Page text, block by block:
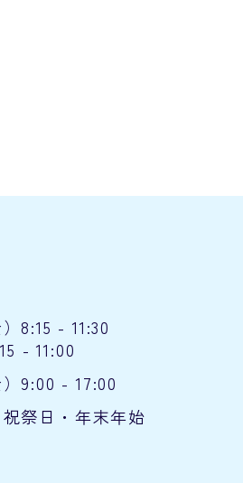
8:15 - 11:30
- 11:00
9:00 - 17:00
祭日・年末年始